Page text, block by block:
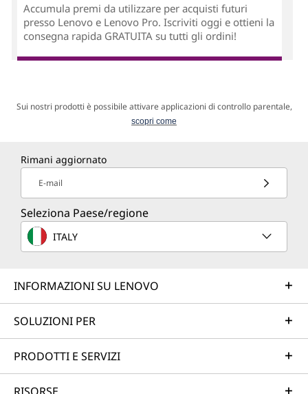
Accumula premi da utilizzare per acquisti futuri
presso Lenovo e Lenovo Pro. Iscriviti oggi e ottieni la
consegna rapida GRATUITA su tutti gli ordini!
Sui nostri prodotti è possibile attivare applicazioni di controllo parentale,
scopri come
Rimani aggiornato
E-mail
Seleziona Paese/regione
ITALY
INFORMAZIONI SU LENOVO
SOLUZIONI PER
PRODOTTI E SERVIZI